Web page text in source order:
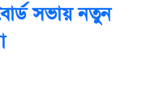
সভায় নতুন